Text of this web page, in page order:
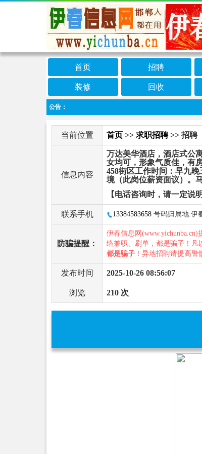
首页 招聘
装修 回收
公告：
当前位置 首页 >> 求职招聘>> 招聘
信息内容
万达美华酒店，酒店式公
女均可，形象气质佳，有
458街区工作时间：早九
境（此岗位薪资面议）。
【电话咨询时，请一定说
联系手机 13384583658 号码归属地:伊
防骗提醒：
伊春信息网(www.yichunba.cn)
络兼职、刷单，都是骗子！凡
都是骗子 ！异地招聘请提高警
发布时间 2025-10-26 08:56:07
浏览 210 次